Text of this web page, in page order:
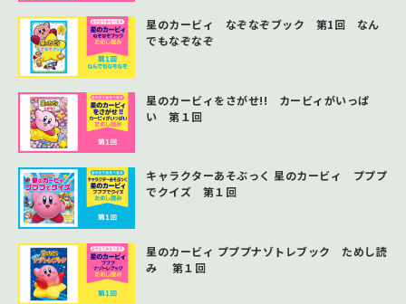
星のカービィ なぞなぞブック 第1回 なん
でもなぞなぞ
星のカービィをさがせ!! カービィがいっぱ
い 第１回
キャラクターあそぶっく 星のカービィ プププ
でクイズ 第１回
星のカービィ プププナゾトレブック ためし読
み 第１回